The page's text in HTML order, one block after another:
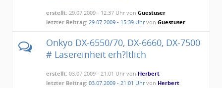
erstellt: 29.07.2009 - 12:37 Uhr vonGuestuser
letzter Beitrag: 29.07.2009 - 15:39 UhrvonGuestuser
Onkyo DX-6550/70, DX-6660, DX-7500
# Lasereinheit erh?ltlich
erstellt: 03.07.2009 - 21:01 Uhr von Herbert
letzter Beitrag: 03.07.2009 - 21:01 Uhrvon Herbert